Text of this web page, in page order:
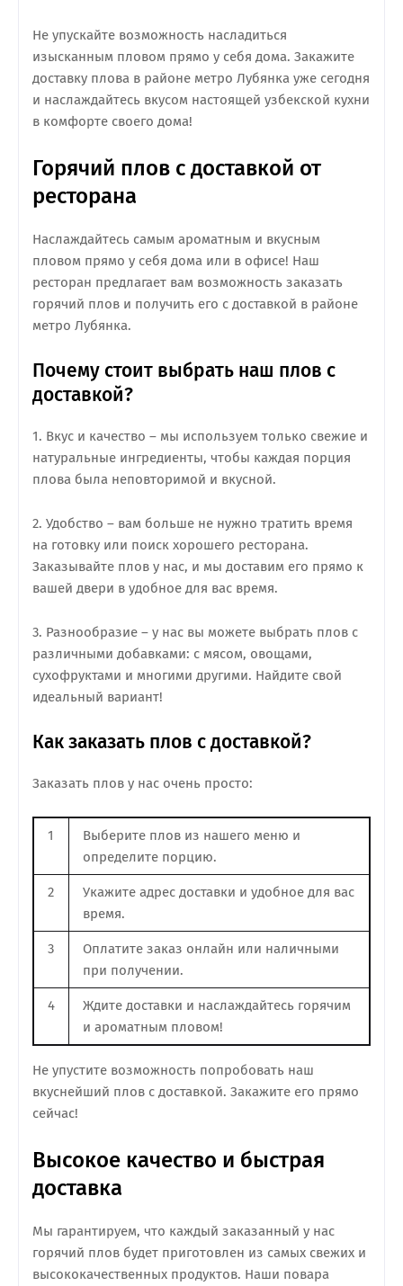
Не упускайте возможность насладиться
изысканным пловом прямо у себя дома. Закажите
доставку плова в районе метро Лубянка уже сегодня
и наслаждайтесь вкусом настоящей узбекской кухни
в комфорте своего дома!
Горячий плов с доставкой от
ресторана
Наслаждайтесь самым ароматным и вкусным
пловом прямо у себя дома или в офисе! Наш
ресторан предлагает вам возможность заказать
горячий плов и получить его с доставкой в районе
метро Лубянка.
Почему стоит выбрать наш плов с
доставкой?
1. Вкус и качество – мы используем только свежие и
натуральные ингредиенты, чтобы каждая порция
плова была неповторимой и вкусной.
2. Удобство – вам больше не нужно тратить время
на готовку или поиск хорошего ресторана.
Заказывайте плов у нас, и мы доставим его прямо к
вашей двери в удобное для вас время.
3. Разнообразие – у нас вы можете выбрать плов с
различными добавками: с мясом, овощами,
сухофруктами и многими другими. Найдите свой
идеальный вариант!
Как заказать плов с доставкой?
Заказать плов у нас очень просто:
1
Выберите плов из нашего меню и
определите порцию.
2
Укажите адрес доставки и удобное для вас
время.
3
Оплатите заказ онлайн или наличными
при получении.
4
Ждите доставки и наслаждайтесь горячим
и ароматным пловом!
Не упустите возможность попробовать наш
вкуснейший плов с доставкой. Закажите его прямо
сейчас!
Высокое качество и быстрая
доставка
Мы гарантируем, что каждый заказанный у нас
горячий плов будет приготовлен из самых свежих и
высококачественных продуктов. Наши повара